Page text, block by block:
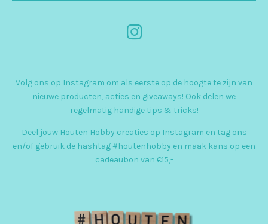
I
t
a
g
r
a
Volg ons op Instagram om als eerste op de hoogte te zijn van
nieuwe producten, acties en giveaways! Ook delen we
regelmatig handige tips & tricks!
Deel jouw Houten Hobby creaties op Instagram en tag ons
en/of gebruik de hashtag #houtenhobby en maak kans op een
cadeaubon van €15,-